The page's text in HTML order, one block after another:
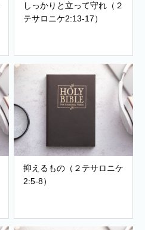
しっかりと立って守れ（２
テサロニケ2:13-17）
抑えるもの（２テサロニケ
2:5-8）